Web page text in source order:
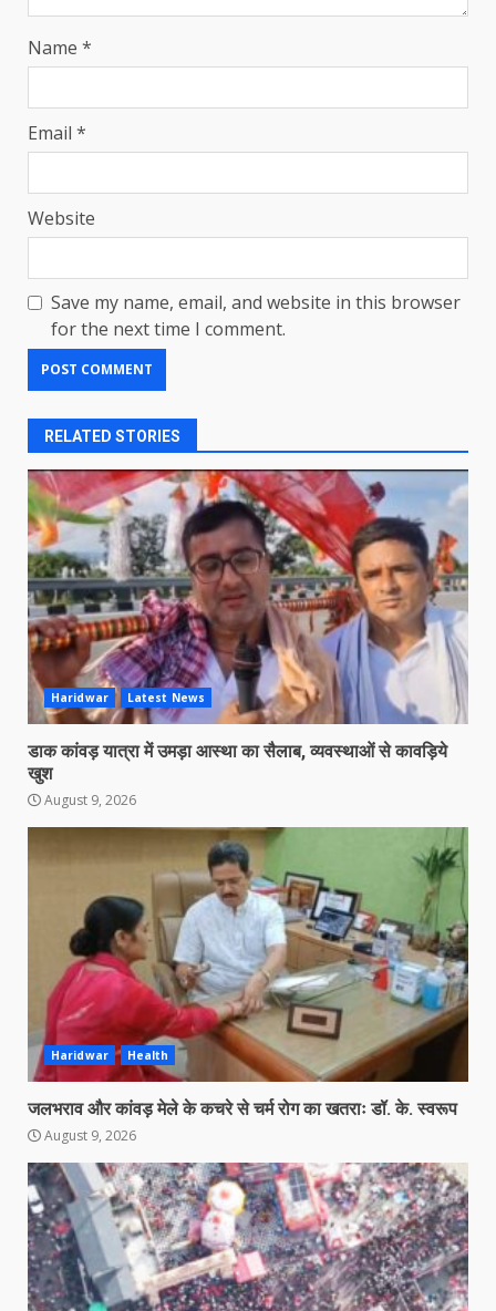
Name *
Email *
Website
Save my name, email, and website in this browser
for the next time I comment.
RELATED STORIES
Haridwar Latest News
डाक कांवड़ यात्रा में उमड़ा आस्था का सैलाब, व्यवस्थाओं से कावड़िये
खुश
August 9, 2026
Haridwar Health
जलभराव और कांवड़ मेले के कचरे से चर्म रोग का खतराः डॉ. के. स्वरूप
August 9, 2026